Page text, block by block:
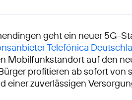
geht ein neuer 5G-
Telefónica
Mobilfunkstandort auf den
profitieren ab sofort von
einer zuverlässigen